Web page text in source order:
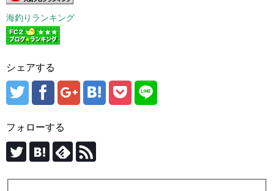
海釣りランキング
シェアする
フォローする